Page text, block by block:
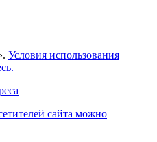
Условия использования
сайта можно